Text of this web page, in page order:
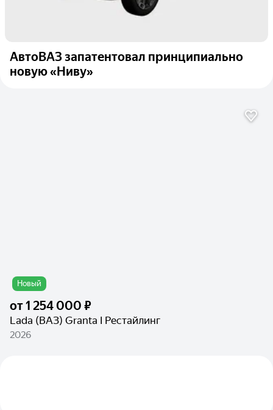
АвтоВАЗ запатентовал принципиально
новую «Ниву»
Новый
от1 254 000 ₽
Lada (ВАЗ) Granta I Рестайлинг
2026